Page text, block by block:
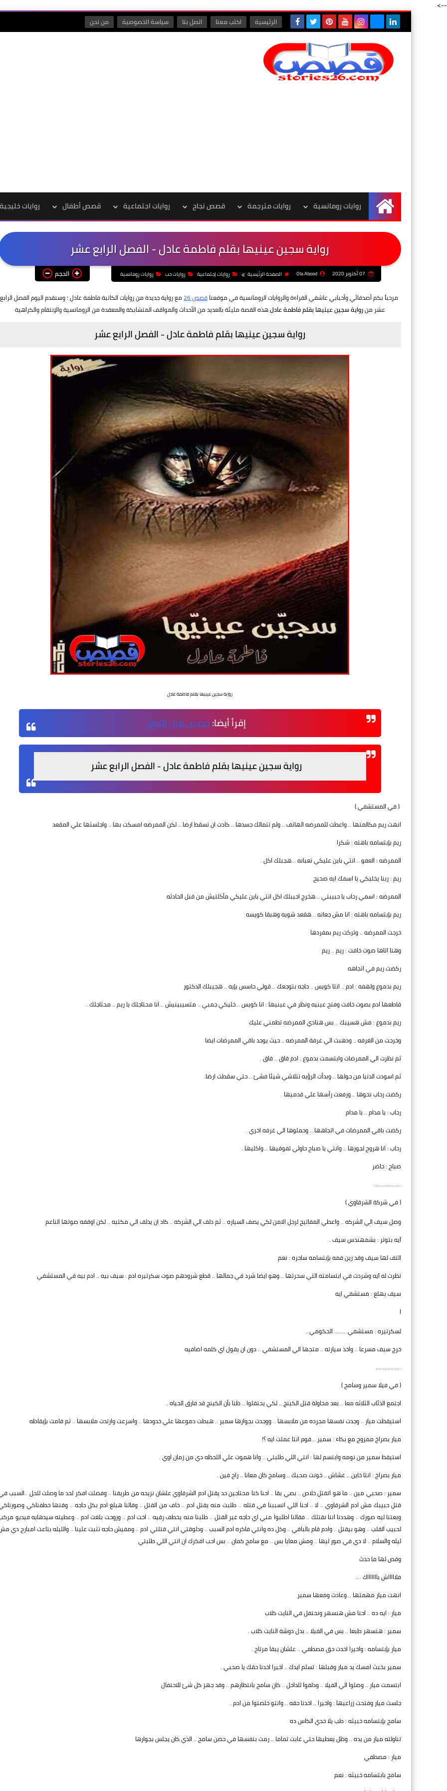
-->
الرئيسية اكتب معنا اتصل بنا سياسة الخصوصية من نحن
الرئيسية
روايات رومانسية روايات مترجمة قصص نجاح روايات اجتماعية قصص أطفال روايات خليجية
رواية سجين عينيها بقلم فاطمة عادل - الفصل الرابع عشر
Ola Abood الصفحة الرئيسية روايات إجتماعية روايات حب روايات رومانسية الحجم
مرحباً بكم أصدقائي وأحبابي عاشقي القراءة والروايات الرومانسية في موقعناقصص 26
مع رواية جديدة من روايات الكاتبة فاطمة عادل ؛ وسنقدم اليوم الفصل الرابع
عشر منرواية سجين عينيها بقلم فاطمة عادلهذه القصة مليئة بالعديد من الأحداث والمواقف المتشابكة والمعقدة من الرومانسية والإنتقام والكراهية
رواية سجين عينيها بقلم فاطمة عادل - الفصل الرابع عشر
رواية سجين عينيها بقلم فاطمة عادل
إقرأ أيضا:قصص قبل النوم
رواية سجين عينيها بقلم فاطمة عادل - الفصل الرابع عشر
( في المستشفي )
انهت ريم مكالمتها .. واعطت للممرضه الهاتف .. ولم تتمالك جسدها .. كادت ان تسقط ارضا .. لكن الممرضه امسكت بها .. واجلستها علي المقعد
ريم بإبتسامه باهته : شكرا
الممرضه : العفو .. انتي باين عليكي تعبانه .. هجبلك اكل .
ريم : ربنا يخليكي يا اسمك ايه صحيح
الممرضه : اسمي رحاب يا حبيبتي .. هخرج اجيبلك اكل انتي باين عليكي مأكلتيش من قبل الحادثه
ريم بإبتسامه باهته : انا مش جعانه .. هقعد شويه وهبقا كويسه
خرجت الممرضه .. وتركت ريم بمفردها
وهنا اتاها صوت خافت : ريم .. ريم
ركضت ريم في اتجاهه
ريم بدموع ولهفه : ادم .. انتا كويس .. حاجه بتوجعك .. قولي حاسس بإيه .. هجيبلك الدكتور
قاطعها ادم بصوت خافت وفتح عينيه ونظر في عينيها : انا كويس .. خليكي جمبي .. متسيبينيش .. انا محتاجلك يا ريم .. محتاجلك .
ريم بدموع : مش هسيبك .. بس هنادي الممرضه تطمني عليك
وخرجت من الغرفه .. وذهبت الي غرفة الممرضه .. حيث يوجد باقي الممرضات ايضا
ثم نظرت الي الممرضات وابتسمت بدموع : ادم فاق .. فاق .
ثم اسودت الدنيا من حولها .. وبدأت الرؤيه تتلاشي شيئا فشئ .. حتي سقطت ارضا.
ركضت رحاب نحوها .. ورفعت رأسها علي قدميها .
رحاب : يا مدام .. يا مدام
ركضت باقي الممرضات في اتجاهها .. وحملوها الي غرفه اخري .
رحاب : انا هروح لجوزها .. وانتي يا صباح حاولي تفوقيها .. واكليها .
صباح : حاضر
..................
( في شركة الشرقاوي )
وصل سيف الي الشركه .. واعطي المفاتيح لرجل الامن لكي يصف السياره .. ثم دلف الي الشركه .. كاد ان يدلف الي مكتبه .. لكن اوقفه صوتها الناعم
آيه بتوتر : بشمهندس سيف .
التف لها سيف وقد زين فمه بإبتسامه ساحره : نعم
نظرت له آيه وشردت في ابتسامته التي سحرتها .. وهو ايضا شرد في جمالها .. قطع شرودهم صوت سكرتيره ادم : سيف بيه .. ادم بيه في المستشفي
سيف بهلع : مستشفي ايه
ا
لسكرتيره : مستشفي ........ الحكومي .
خرج سيف مسرعا .. واخذ سيارته .. متجها الي المستشفي .. دون ان يقول اي كلمه اضافيه
.................
( في فيلا سمير وسامح )
اجتمع الذئاب الثلاثه معا .. بعد محاولة قتل الكينج .. لكي يحتفلوا .. ظنا بأن الكينج قد فارق الحياه .
استيقظت ميار .. وجدت نفسها مجرده من ملابسها .. ووجدت بجوارها سمير .. هبطت دموعها علي خدودها .. واسرعت وارتدت ملابسها .. ثم قامت بإيقاظه
ميار بصراخ ممزوج مع بكاء : سمير .. قوم انتا عملت ايه ؟!
استيقظ سمير من نومه وابتسم لها : انتي اللي طلبتي .. وانا هموت علي اللحظه دي من زمان اوي .
ميار بصراخ : انتا خاين .. غشاش .. خونت صحبك .. وسامح كان معانا .. راح فين .
سمير : صحبي مين .. ما هو اتقتل خلاص .. بصي بقا .. احنا كنا محتاجين حد يقتل ادم الشرقاوي علشان نزيحه من طريقنا .. وفضلت افكر لحد ما وصلت للحل ..السبب
قتل حبيبك مش ادم الشرقاوي .. لا .. احنا اللي اتسببنا في قتله .. طلبت منه يقتل ادم .. خاف من القتل .. وقالنا هبلغ ادم بكل حاجه .. وقتها خطفناكي
وبعتنا ليه صورك .. وهددنا اننا نقتلك .. فقالنا اطلبوا مني اي حاجه غير القتل .. طلبنا منه يخطف رقيه .. اخت ادم .. وروحت بلغت ادم .. وعطيته سيدهايه فيديو
لحبيب القلب .. وهو بيقتل .. وادم قام بالباقي .. وكل ده وانتي فاكره ادم السبب .. ودلوقتي انتي قتلتي ادم .. ومفيش حاجه تثبت علينا .. والليله بتاعت امبارح دي
ليله والسلام .. لا دي في صور ليها .. ومش معايا بس .. مع سامح كمان .. بس احب افكرك ان انتي اللي طلبتي
وقص لها ما حدث
فلاااااش باااااااك ....
انهت ميار مهمتها .. وعادت ومعها سمير
ميار : ايه ده .. احنا مش هنسهر ونحتفل في النايت كلاب
سمير : هنسهر طبعا .. بس في الفيلا .. بدل دوشة النايت كلاب .
ميار بإبتسامه : واخيرا اخدت حق مصطفي .. علشان يبقا مرتاح .
سمير بخبث امسك يد ميار وقبلها : تسلم ايدك .. اخيرا اخدنا حقك يا صحبي .
ابتسمت ميار .. وصلوا الي الفيلا .. ودلفوا للداخل .. كان سامح بانتظارهم .. وقد جهز كل شئ للاحتفال
جلست ميار وفتحت زراعيها : واخيرا .. اخدنا حقه .. وانتو خلصتوا من ادم .
سامح بإبتسامه خبيثه : طب يلا خدي الكاس ده
تناولته ميار من يده .. وظل يعطيها حتي غابت تماما .. رمت بنفسها في حضن سامح .. الذي كان يجلس بجوارها
ميار : مصطفي
سامح بابتسامه خبيثه : نعم